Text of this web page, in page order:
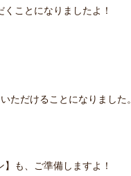
ことになりましたよ！
ただけることになりました。
も、ご準備しますよ！